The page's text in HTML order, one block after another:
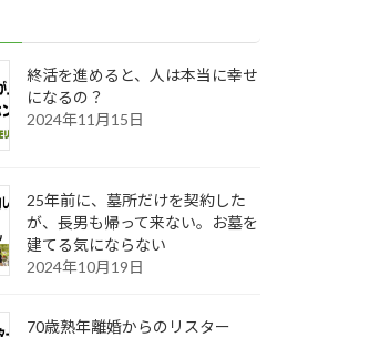
終活を進めると、人は本当に幸せ
になるの？
2024年11月15日
25年前に、墓所だけを契約した
が、長男も帰って来ない。お墓を
建てる気にならない
2024年10月19日
70歳熟年離婚からのリスター